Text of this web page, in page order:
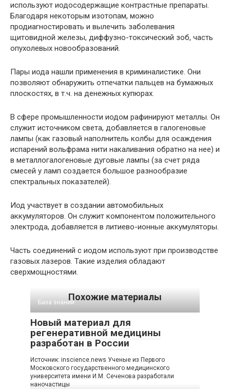
используют иодосодержащие контрастные препараты.
Благодаря некоторым изотопам, можно
продиагностировать и вылечить заболевания
щитовидной железы, диффузно-токсический зоб, часть
опухолевых новообразований.
Пары иода нашли применения в криминалистике. Они
позволяют обнаружить отпечатки пальцев на бумажных
плоскостях, в т.ч. на денежных купюрах.
В сфере промышленности иодом рафинируют металлы. Он
служит источником света, добавляется в галогеновые
лампы (как газовый наполнитель колбы для осаждения
испарений вольфрама нити накаливания обратно на нее) и
в металлогалогеновые дуговые лампы (за счет ряда
смесей у ламп создается большое разнообразие
спектральных показателей).
Иод участвует в создании автомобильных
аккумуляторов. Он служит компонентом положительного
электрода, добавляется в литиево-ионные аккумуляторы.
Часть соединений с иодом используют при производстве
газовых лазеров. Такие изделия обладают
сверхмощностями.
Похожие материалы
База знаний
Новый материал для
регенеративной медицины
разработан в России
Источник: inscience.news Ученые из Первого
Московского государственного медицинского
университета имени И.М. Сеченова разработали
наночастицы